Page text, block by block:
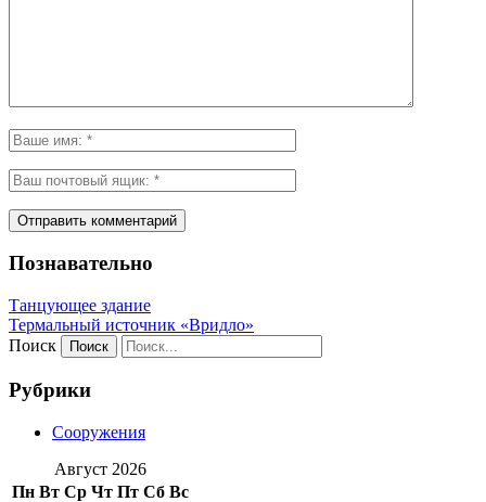
Познавательно
Танцующее здание
Термальный источник «Вридло»
Поиск
Рубрики
Сооружения
Август 2026
Пн Вт Ср Чт Пт Сб Вс